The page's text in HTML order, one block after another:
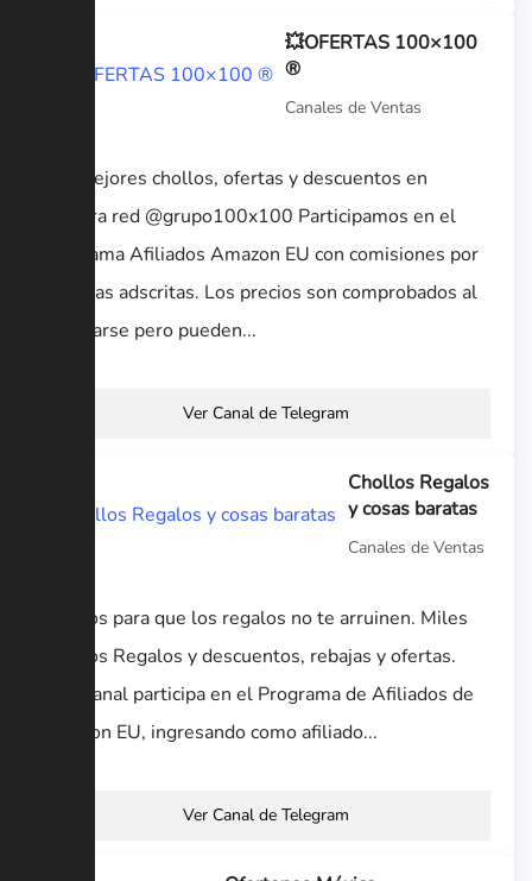
💥OFERTAS 100×100
®
Canales de Ventas
Los mejores chollos, ofertas y descuentos en
nuestra red @grupo100x100 Participamos en el
Programa Afiliados Amazon EU con comisiones por
compras adscritas. Los precios son comprobados al
publicarse pero pueden...
Ver Canal de Telegram
Chollos Regalos
y cosas baratas
Canales de Ventas
Chollos para que los regalos no te arruinen. Miles
Chollos Regalos y descuentos, rebajas y ofertas.
Este canal participa en el Programa de Afiliados de
Amazon EU, ingresando como afiliado...
Ver Canal de Telegram